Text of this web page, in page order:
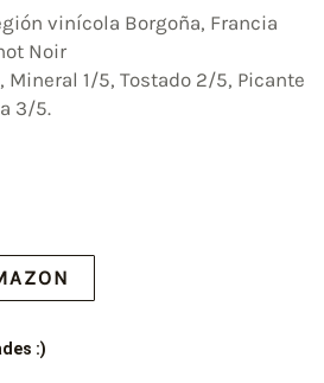
vinícola Borgoña, Francia
Noir
Mineral 1/5, Tostado 2/5, Picante
3/5.
:)